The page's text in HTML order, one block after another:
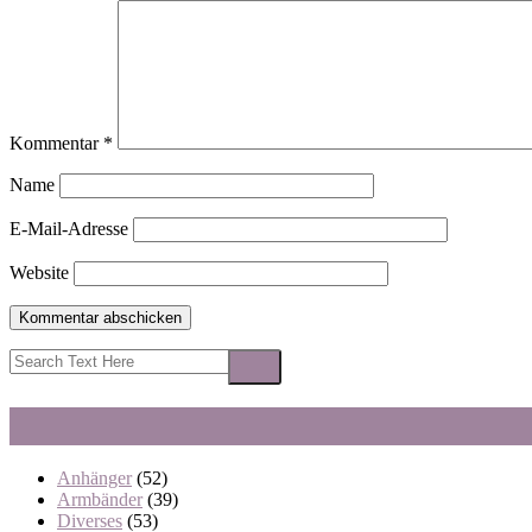
Kommentar *
Name
E-Mail-Adresse
Website
Anhänger (52)
Armbänder (39)
Diverses (53)